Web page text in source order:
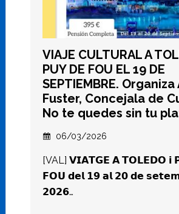
VIAJE CULTURAL A
PUY DE FOU EL 19 DE
SEPTIEMBRE.
Fuster, Concejala de
No te quedes sin tu
06/03/2026
[VAL] 𝗩𝗜𝗔𝗧𝗚𝗘 𝗔 𝗧𝗢𝗟𝗘𝗗𝗢 𝗶
𝗙𝗢𝗨 𝗱𝗲𝗹 𝟭𝟵 𝗮𝗹 𝟮𝟬 𝗱𝗲
𝟮𝟬𝟮𝟲…